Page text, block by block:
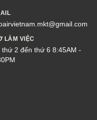
LÀM VIỆC
thứ 2 đến thứ 6 8:45AM -